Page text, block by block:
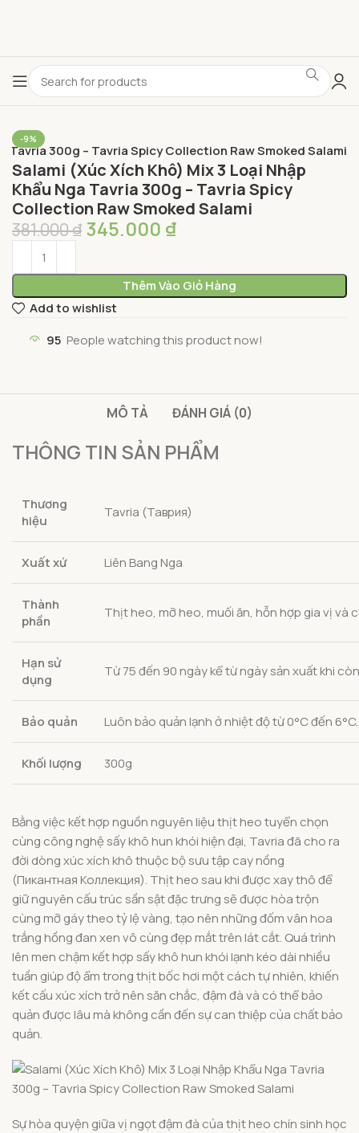
-9%
Tavria 300g – Tavria Spicy Collection Raw Smoked Salami
Salami (Xúc Xích Khô) Mix 3 Loại Nhập
Khẩu Nga Tavria 300g – Tavria Spicy
Collection Raw Smoked Salami
381.000₫ 345.000 ₫
Thêm Vào Giỏ Hàng
Add to wishlist
95 People watching this product now!
MÔ TẢ ĐÁNH GIÁ (0)
THÔNG TIN SẢN PHẨM
Thương
hiệu
Tavria (Таврия)
Xuất xứ Liên Bang Nga
Thành
phần
Thịt heo, mỡ heo, muối ăn, hỗn hợp gia vị
Hạn sử
dụng
Từ 75 đến 90 ngày kể từ ngày sản xuất khi
Bảo quản Luôn bảo quản lạnh ở nhiệt độ từ 0°C đến
Khối lượng 300g
Bằng việc kết hợp nguồn nguyên liệu thịt heo tuyển chọn
cùng công nghệ sấy khô hun khói hiện đại, Tavria đã cho ra
đời dòng xúc xích khô thuộc bộ sưu tập cay nồng
(Пикантная Коллекция). Thịt heo sau khi được xay thô để
giữ nguyên cấu trúc sần sật đặc trưng sẽ được hòa trộn
cùng mỡ gáy theo tỷ lệ vàng, tạo nên những đốm vân hoa
trắng hồng đan xen vô cùng đẹp mắt trên lát cắt. Quá trình
lên men chậm kết hợp sấy khô hun khói lạnh kéo dài nhiều
tuần giúp độ ẩm trong thịt bốc hơi một cách tự nhiên, khiến
kết cấu xúc xích trở nên săn chắc, đậm đà và có thể bảo
quản được lâu mà không cần đến sự can thiệp của chất bảo
quản.
Sự hòa quyện giữa vị ngọt đậm đà của thịt heo chín sinh học